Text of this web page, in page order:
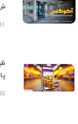
پا...
30 تیر 1405